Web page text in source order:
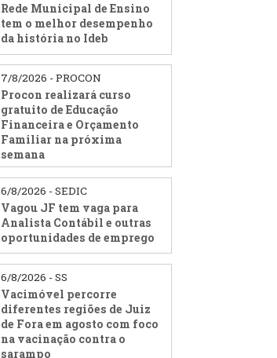
Rede Municipal de Ensino
tem o melhor desempenho
da história no Ideb
7/8/2026 - PROCON
Procon realizará curso
gratuito de Educação
Financeira e Orçamento
Familiar na próxima
semana
6/8/2026 - SEDIC
Vagou JF tem vaga para
Analista Contábil e outras
oportunidades de emprego
6/8/2026 - SS
Vacimóvel percorre
diferentes regiões de Juiz
de Fora em agosto com foco
na vacinação contra o
sarampo